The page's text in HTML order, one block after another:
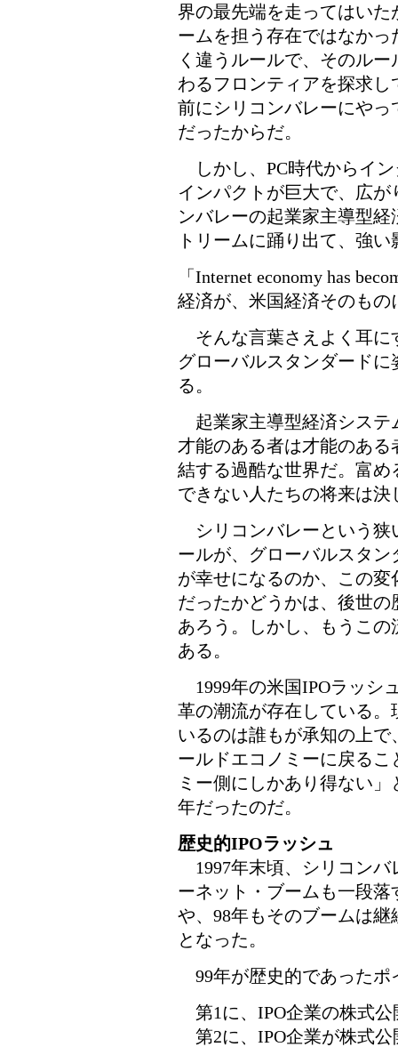
界の最先端を走ってはい
ームを担う存在ではなか
く違うルールで、そのル
わるフロンティアを探求
前にシリコンバレーにや
だったからだ。
しかし、PC時代からイ
インパクトが巨大で、広
ンバレーの起業家主導型
トリームに踊り出て、強
「Internet economy has
経済が、米国経済そのもの
そんな言葉さえよく耳に
グローバルスタンダード
る。
起業家主導型経済システ
才能のある者は才能のあ
結する過酷な世界だ。富
できない人たちの将来は決
シリコンバレーという狭
ールが、グローバルスタ
が幸せになるのか、この
だったかどうかは、後世
あろう。しかし、もうこ
ある。
1999年の米国IPOラッシ
革の潮流が存在している
いるのは誰もが承知の上
ールドエコノミーに戻る
ミー側にしかあり得ない
年だったのだ。
歴史的IPOラッシュ
1997年末頃、シリコンバ
ーネット・ブームも一段
や、98年もそのブームは
となった。
99年が歴史的であったポ
第1に、IPO企業の株式
第2に、IPO企業が株式公